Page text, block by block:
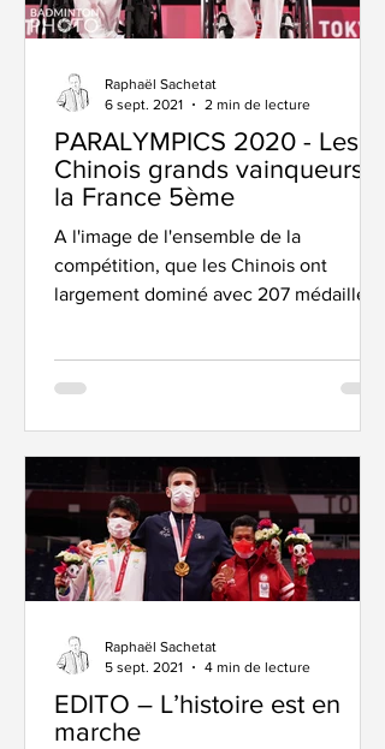
PARALYMPICS 2020 - Les
Chinois grands vainqueurs,
la France 5ème
A l'image de l'ensemble de la
compétition, que les Chinois ont
largement dominé avec 207 médailles
Raphaël Sachetat
6 sept. 2021
2 min de lecture
EDITO – L’histoire est en
marche
Raphaël Sachetat
5 sept. 2021
4 min de lecture